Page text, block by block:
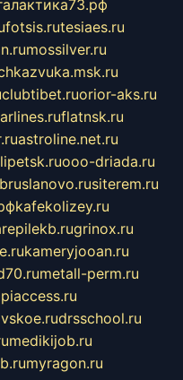
fotsis.rutesiaes.ru
mossilver.ru
clubtibet.ruorior-aks.ru
flatnsk.ru
astroline.net.ru
ooo-driada.ru
bruslanovo.rusiterem.ru
kafekolizey.ru
grinox.ru
kameryjooan.ru
metall-perm.ru
drsschool.ru
medikijob.ru
myragon.ru